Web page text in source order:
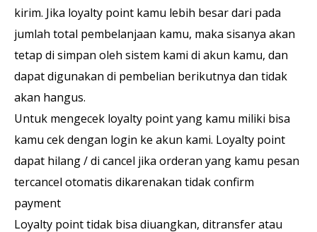
kirim. Jika loyalty point kamu lebih besar dari pada
jumlah total pembelanjaan kamu, maka sisanya akan
tetap di simpan oleh sistem kami di akun kamu, dan
dapat digunakan di pembelian berikutnya dan tidak
akan hangus.
Untuk mengecek loyalty point yang kamu miliki bisa
kamu cek dengan login ke akun kami. Loyalty point
dapat hilang / di cancel jika orderan yang kamu pesan
tercancel otomatis dikarenakan tidak confirm
payment
Loyalty point tidak bisa diuangkan, ditransfer atau